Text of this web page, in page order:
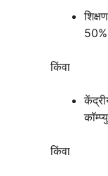
50%
किंवा
किंवा